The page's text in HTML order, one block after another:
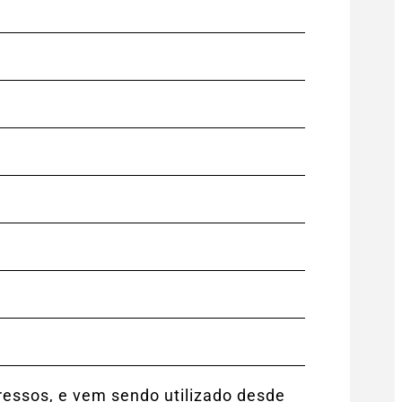
e vem sendo utilizado desde